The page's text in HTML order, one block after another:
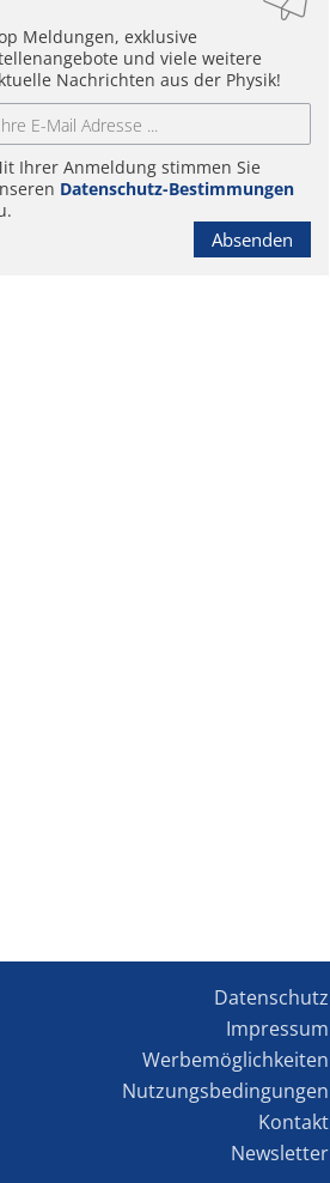
Meldungen, exklusive
und viele weitere
Nachrichten aus der Physik!
Ihrer Anmeldung stimmen Sie
Datenschutz-Bestimmungen
Absenden
Datenschutz
Impressum
Werbemöglichkeiten
Nutzungsbedingungen
Kontakt
Newsletter